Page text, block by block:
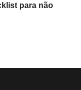
para não